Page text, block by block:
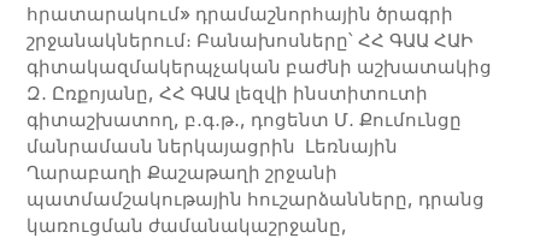
հրատարակում» դրամաշնորհային ծրագրի
շրջանակներում։ Բանախոսները՝ ՀՀ ԳԱԱ ՀԱԻ
գիտակազմակերպչական բաժնի աշխատակից
Զ․ Ըռքոյանը, ՀՀ ԳԱԱ լեզվի ինստիտուտի
գիտաշխատող, բ․գ․թ․, դոցենտ Մ․ Քումունցը
մանրամասն ներկայացրին Լեռնային
Ղարաբաղի Քաշաթաղի շրջանի
պատմամշակութային հուշարձանները, դրանց
կառուցման ժամանակաշրջանը,